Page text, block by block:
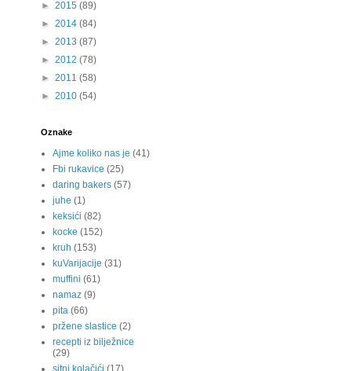
► 2015 (89)
► 2014 (84)
► 2013 (87)
► 2012 (78)
► 2011 (58)
► 2010 (54)
Oznake
Ajme koliko nas je (41)
Fbi rukavice (25)
daring bakers (57)
juhe (1)
keksići (82)
kocke (152)
kruh (153)
kuVarijacije (31)
muffini (61)
namaz (9)
pita (66)
pržene slastice (2)
recepti iz bilježnice
(29)
sitni kolačići (17)